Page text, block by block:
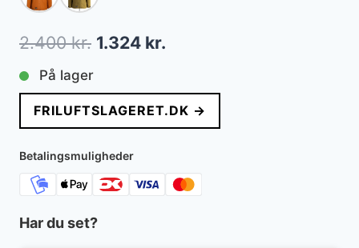
2.400kr. Den
pris
var:
2.400 kr..
1.324 kr.
pris
er:
På lager
FRILUFTSLAGERET.DK →
Betalingsmuligheder
Har du set?